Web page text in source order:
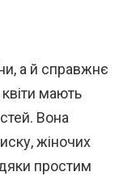
а й справжнє
мають
Вона
жіночих
простим